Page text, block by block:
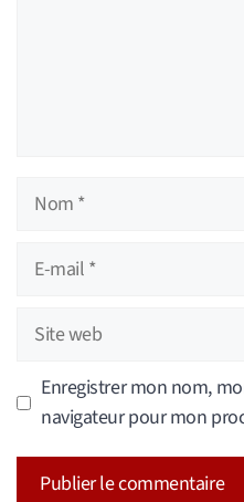
Nom
Site
web
Enregistrer mon nom,
navigateur pour mon